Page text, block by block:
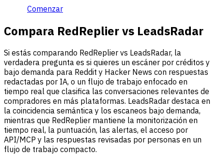
Comenzar
Compara RedReplier vs LeadsRadar
Si estás comparando RedReplier vs LeadsRadar, la
verdadera pregunta es si quieres un escáner por créditos y
bajo demanda para Reddit y Hacker News con respuestas
redactadas por IA, o un flujo de trabajo enfocado en
tiempo real que clasifica las conversaciones relevantes de
compradores en más plataformas. LeadsRadar destaca en
la coincidencia semántica y los escaneos bajo demanda,
mientras que RedReplier mantiene la monitorización en
tiempo real, la puntuación, las alertas, el acceso por
API/MCP y las respuestas revisadas por personas en un
flujo de trabajo compacto.